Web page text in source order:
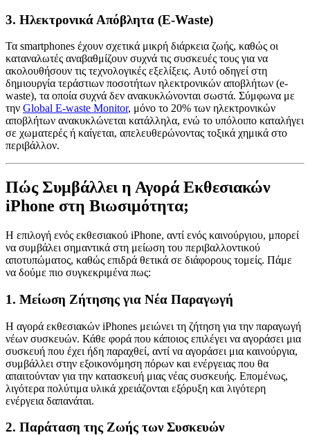
3. Ηλεκτρονικά Απόβλητα (E-Waste)
Τα smartphones έχουν σχετικά μικρή διάρκεια ζωής, καθώς οι
καταναλωτές αναβαθμίζουν συχνά τις συσκευές τους για να
ακολουθήσουν τις τεχνολογικές εξελίξεις. Αυτό οδηγεί στη
δημιουργία τεράστιων ποσοτήτων ηλεκτρονικών αποβλήτων (e-
waste), τα οποία συχνά δεν ανακυκλώνονται σωστά. Σύμφωνα με
την Global E-waste Monitor, μόνο το 20% των ηλεκτρονικών
αποβλήτων ανακυκλώνεται κατάλληλα, ενώ το υπόλοιπο καταλήγει
σε χωματερές ή καίγεται, απελευθερώνοντας τοξικά χημικά στο
περιβάλλον.
Πώς Συμβάλλει η Αγορά Εκθεσιακών
iPhone στη Βιωσιμότητα;
Η επιλογή ενός εκθεσιακού iPhone, αντί ενός καινούργιου, μπορεί
να συμβάλει σημαντικά στη μείωση του περιβαλλοντικού
αποτυπώματος, καθώς επιδρά θετικά σε διάφορους τομείς. Πάμε
να δούμε πιο συγκεκριμένα πως:
1. Μείωση Ζήτησης για Νέα Παραγωγή
Η αγορά εκθεσιακών iPhones μειώνει τη ζήτηση για την παραγωγή
νέων συσκευών. Κάθε φορά που κάποιος επιλέγει να αγοράσει μια
συσκευή που έχει ήδη παραχθεί, αντί να αγοράσει μια καινούργια,
συμβάλλει στην εξοικονόμηση πόρων και ενέργειας που θα
απαιτούνταν για την κατασκευή μιας νέας συσκευής. Επομένως,
λιγότερα πολύτιμα υλικά χρειάζονται εξόρυξη και λιγότερη
ενέργεια δαπανάται.
2. Παράταση της Ζωής των Συσκευών